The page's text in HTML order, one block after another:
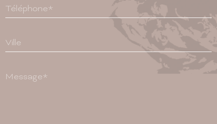
Téléphone*
Ville
Message*